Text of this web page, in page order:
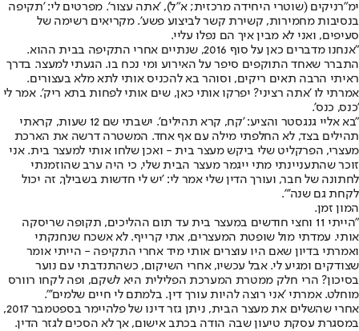
ימ"רניקים (שוטרי היחידה מרכזית; א"ל), 'אתה עצור'. מפרטים לי: 'תקיפה
בנסיבות מחמירות, קשירת קשר לביצוע פשע'. מקריאים רשימה של
סעיפים, ואני לא מבין איך הם נפלו עליי.
"אנחנו מדברים כאן על סוף 2016, שנתיים אחרי התקיפה בבית ההוא.
התברר שאחד התוקפים סיפר על האירוע ומי נכח בו. הגעתי למעצר. בדרך
ראיתי הרבה תאים ריקים, וסוהר בא להכניס אותי לתא מלא בעצורים.
אמרתי לו 'אתה רציני? יפרקו אותי כאן, שים אותי לפחות בתא ריק'. אמר לי
'כנס, כנס'.
"בא אליי גנגסטר והציע: 'קח, קרא תהילים'. ישבתי שם 12 שעות, קראתי
תהילים בצד, לא החלפתי מילה עם אף אחד. המשטרה דרשה את הארכת
מעצרי, הפרקליט שלי ביקש מעצר בית - ואכן שלחו אותי למעצר בית. אני
זוכר שהתעניינתי מתי ייגמר מעצר הבית שלי, כי היה ערב שהוזמנתי
לחתונה של חבר, ועורך הדין שלי אמר לי: 'יש לי חדשות בשבילך, זה יכול
לקחת גם שנה'".
המון זמן.
"הייתי 11 וחצי חודשים במעצר בית עד תום ההליכים, תקופה שריסקה
אותי. עמדתי מול שופטת המעצרים, אתי קרייף. לא אשכח שנחנקתי
ואמרתי בדיון שאם היו עוצרים אותי מיד אחרי התקיפה - הייתי אומר
שצודקים ומגיע לי. אבל עכשיו, אחרי השיקום, כשהתנדבתי עם נוער
בסיכון? הרי חלק ממטרת המערכת הפלילית היא לשקם, ופה לקחו רוורס
מוחלט. אמרתי 'אני רוצה להיות עורך דין. בלמתם לי חיים שלמים'".
אחרי שהשלים את מעצר הבית, ניתן גזר דינו של פלהיימר בספטמבר 2017,
במסגרת עסקת טיעון שבה הודה בכתב אישום, אך לא הסכים לגזר הדין.